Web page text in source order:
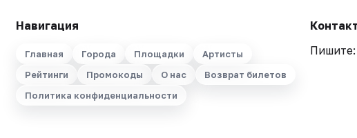
Навигация
Главная Города Площадки
Артисты
Рейтинги
Промокоды О нас
Возврат билетов
Политика конфиденциальности